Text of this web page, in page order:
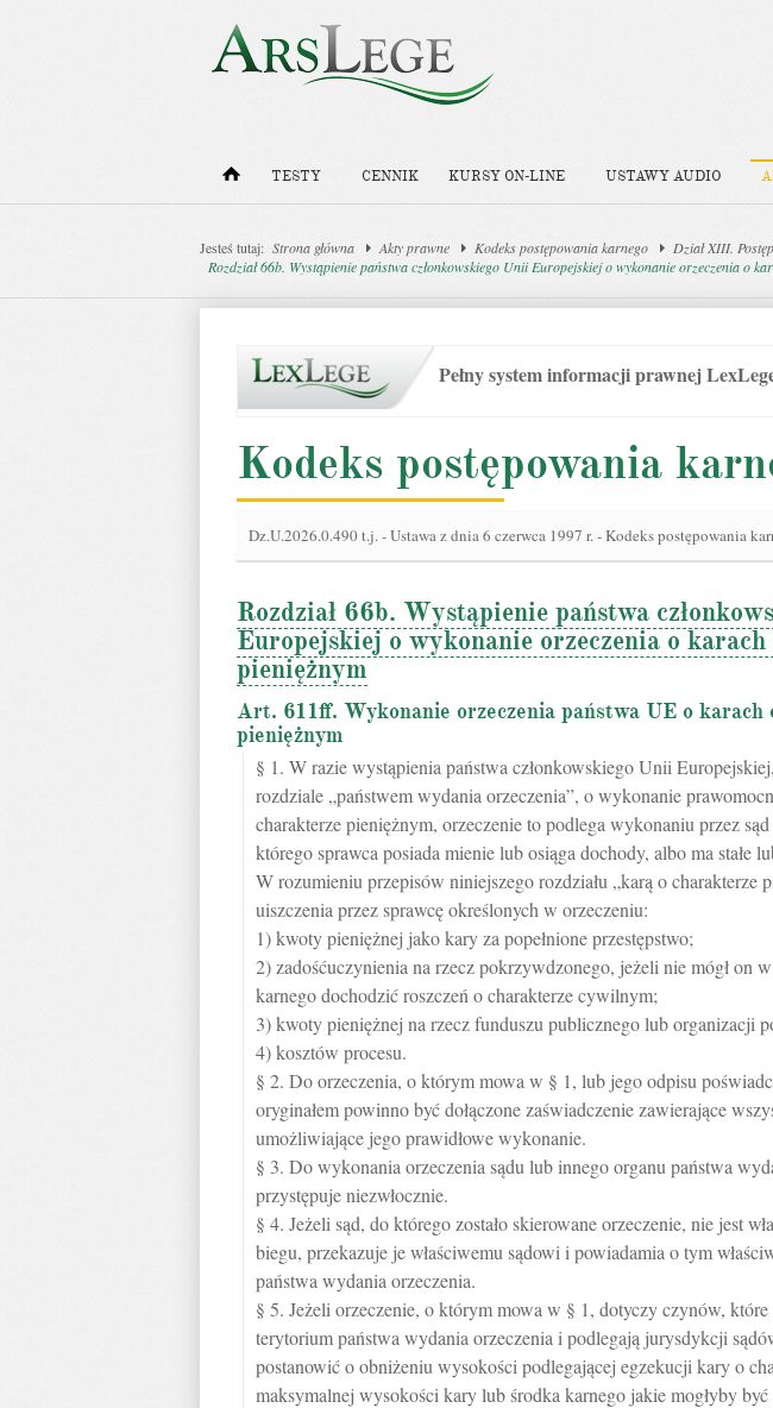
TESTY CENNIK KURSY ON-LINE USTAWY AUDIO
Jesteś tutaj: Strona główna Akty prawne Kodeks postępowania karnego
Dział XIII.
Rozdział 66b. Wystąpienie państwa członkowskiego Unii Europejskiej o wykonanie orzeczenia o
Pełny system informacji prawnej
Kodeks postępowania
Dz.U.2026.0.490 t.j.-Ustawa z dnia 6 czerwca 1997 r. - Kodeks postępowania
Rozdział 66b. Wystąpienie państwa
Europejskiej o wykonanie orzeczenia o
pieniężnym
Art. 611ff. Wykonanie orzeczenia państwa UE o karach
pieniężnym
§ 1. W razie wystąpienia państwa członkowskiego Unii
rozdziale „państwem wydania orzeczenia”, o wykonanie
charakterze pieniężnym, orzeczenie to podlega wykonaniu przez
którego sprawca posiada mienie lub osiąga dochody, albo ma stałe
W rozumieniu przepisów niniejszego rozdziału „karą o charakterze
uiszczenia przez sprawcę określonych w orzeczeniu:
1) kwoty pieniężnej jako kary za popełnione przestępstwo;
2) zadośćuczynienia na rzecz pokrzywdzonego, jeżeli nie mógł on
karnego dochodzić roszczeń o charakterze cywilnym;
3) kwoty pieniężnej na rzecz funduszu publicznego lub organizacji
4) kosztów procesu.
§ 2. Do orzeczenia, o którym mowa w § 1, lub jego odpisu
oryginałem powinno być dołączone zaświadczenie zawierające
umożliwiające jego prawidłowe wykonanie.
§ 3. Do wykonania orzeczenia sądu lub innego organu państwa
przystępuje niezwłocznie.
§ 4. Jeżeli sąd, do którego zostało skierowane orzeczenie, nie jest
biegu, przekazuje je właściwemu sądowi i powiadamia o tym
państwa wydania orzeczenia.
§ 5. Jeżeli orzeczenie, o którym mowa w § 1, dotyczy czynów, które
terytorium państwa wydania orzeczenia i podlegają jurysdykcji
postanowić o obniżeniu wysokości podlegającej egzekucji kary o
maksymalnej wysokości kary lub środka karnego jakie mogłyby być